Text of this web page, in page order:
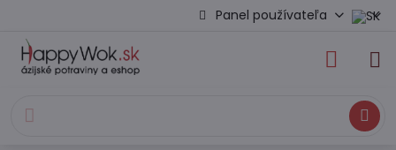
Panel používateľa
Hľadať